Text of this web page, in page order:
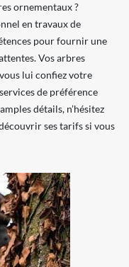
ornementaux ?
en travaux de
pour fournir une
Vos arbres
lui confiez votre
de préférence
détails, n’hésitez
ses tarifs si vous